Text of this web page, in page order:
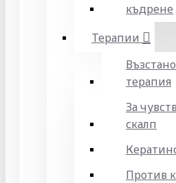
къдрене
Терапии
терапия
За
скалп
Против